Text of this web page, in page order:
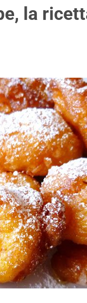
la